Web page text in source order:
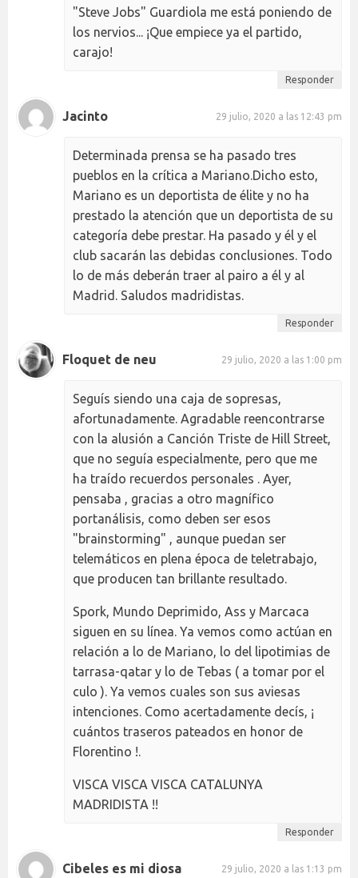
"Steve Jobs" Guardiola me está poniendo de
los nervios... ¡Que empiece ya el partido,
carajo!
Responder
Jacinto 29 julio, 2020 a las 12:43 pm
Determinada prensa se ha pasado tres
pueblos en la crítica a Mariano.Dicho esto,
Mariano es un deportista de élite y no ha
prestado la atención que un deportista de su
categoría debe prestar. Ha pasado y él y el
club sacarán las debidas conclusiones. Todo
lo de más deberán traer al pairo a él y al
Madrid. Saludos madridistas.
Responder
Floquet de neu 29 julio, 2020 a las 1:00 pm
Seguís siendo una caja de sopresas,
afortunadamente. Agradable reencontrarse
con la alusión a Canción Triste de Hill Street,
que no seguía especialmente, pero que me
ha traído recuerdos personales . Ayer,
pensaba , gracias a otro magnífico
portanálisis, como deben ser esos
"brainstorming" , aunque puedan ser
telemáticos en plena época de teletrabajo,
que producen tan brillante resultado.
Spork, Mundo Deprimido, Ass y Marcaca
siguen en su línea. Ya vemos como actúan en
relación a lo de Mariano, lo del lipotimias de
tarrasa-qatar y lo de Tebas ( a tomar por el
culo ). Ya vemos cuales son sus aviesas
intenciones. Como acertadamente decís, ¡
cuántos traseros pateados en honor de
Florentino !.
VISCA VISCA VISCA CATALUNYA
MADRIDISTA !!
Responder
Cibeles es mi diosa 29 julio, 2020 a las 1:13 pm